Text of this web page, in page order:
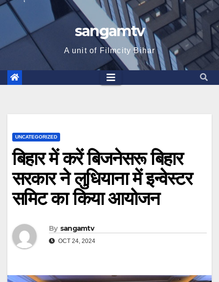
sangamtv
A unit of Filmcity Bihar
UNCATEGORIZED
बिहार में करें बिजनेसरू बिहार
सरकार ने लुधियाना में इन्वेस्टर
समिट का किया आयोजन
By sangamtv
OCT 24, 2024